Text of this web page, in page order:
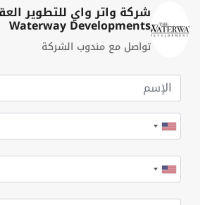
شركة واتر واي للتطوير
Waterway Developments
تواصل مع مندوب الشركة